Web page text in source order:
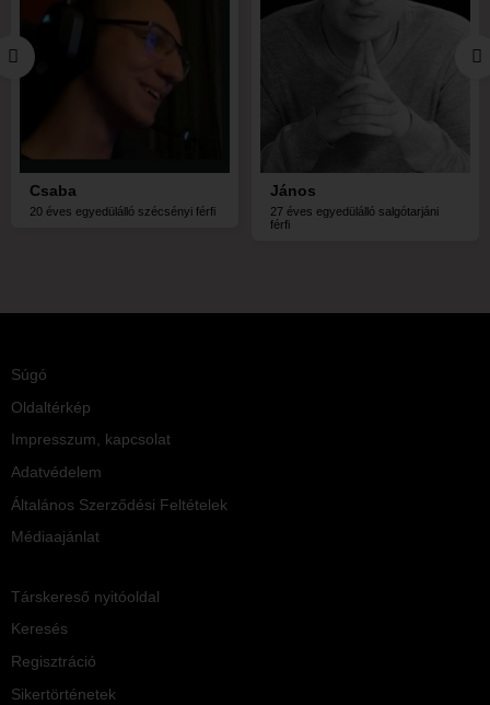
Csaba
20 éves egyedülálló szécsényi férfi
János
27 éves egyedülálló salgótarjáni
férfi
Súgó
Oldaltérkép
Impresszum, kapcsolat
Adatvédelem
Általános Szerződési Feltételek
Médiaajánlat
Társkereső nyitóoldal
Keresés
Regisztráció
Sikertörténetek